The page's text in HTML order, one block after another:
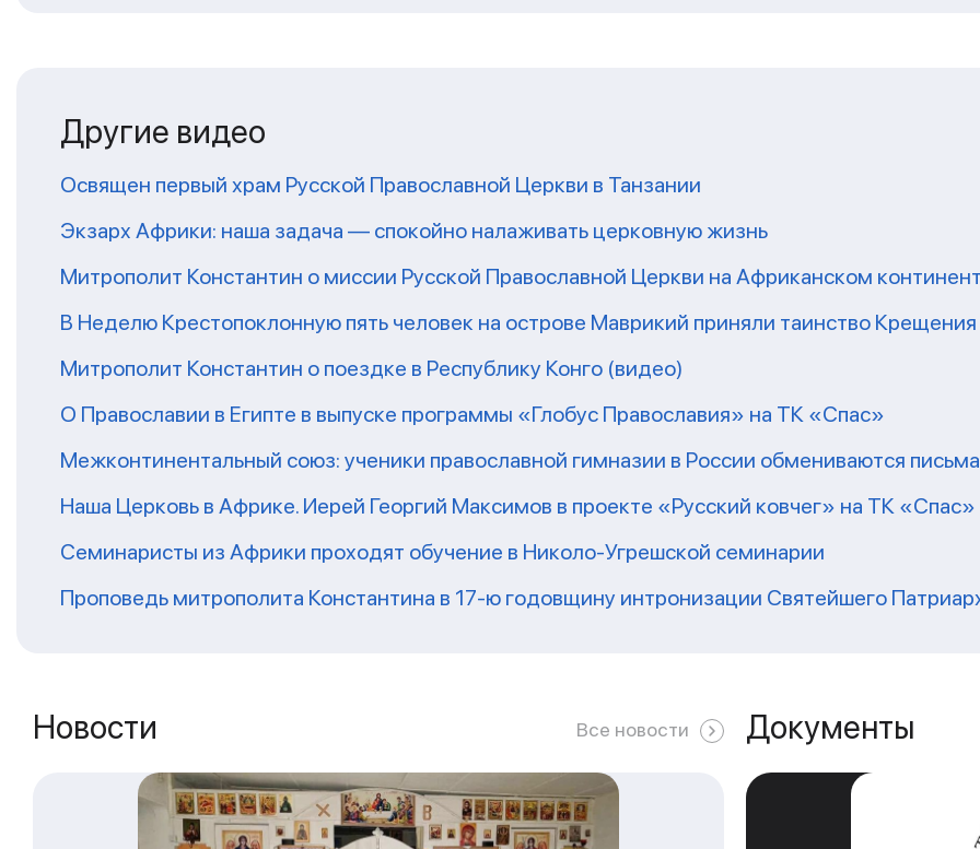
Другие видео
Освящен первый храм Русской Православной Церкви в Танзании
Экзарх Африки: наша задача — спокойно налаживать церковную жизнь
Митрополит Константин о миссии Русской Православной Церкви на Африканском
В Неделю Крестопоклонную пять человек на острове Маврикий приняли таинство Крещения
Митрополит Константин о поездке в Республику Конго (видео)
О Православии в Египте в выпуске программы «Глобус Православия» на ТК «Спас»
Межконтинентальный союз: ученики православной гимназии в России обмениваются
Наша Церковь в Африке. Иерей Георгий Максимов в проекте «Русский ковчег» на ТК «Спас»
Семинаристы из Африки проходят обучение в Николо-Угрешской семинарии
Проповедь митрополита Константина в 17-ю годовщину интронизации Святейшего
Новости Все новости Документы